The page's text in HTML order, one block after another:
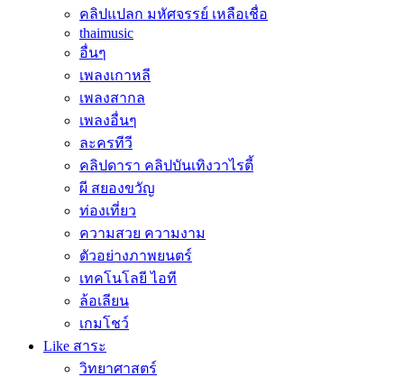
คลิปแปลก มหัศจรรย์ เหลือเชื่อ
thaimusic
อื่นๆ
เพลงเกาหลี
เพลงสากล
เพลงอื่นๆ
ละครทีวี
คลิปดารา คลิปบันเทิงวาไรตี้
ผี สยองขวัญ
ท่องเที่ยว
ความสวย ความงาม
ตัวอย่างภาพยนตร์
เทคโนโลยี ไอที
ล้อเลียน
เกมโชว์
Like สาระ
วิทยาศาสตร์